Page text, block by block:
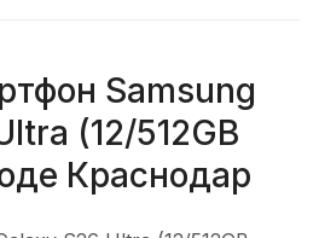
Samsung
(12/512GB
Краснодар